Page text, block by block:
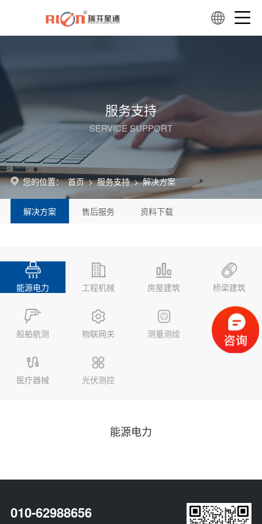
服务支持
SERVICE SUPPORT
您的位置： 首页 > 服务支持 > 解决方案
解决方案 售后服务 资料下载
能源电力 工程机械 房屋建筑 桥梁建筑
船舶航测 物联网关 测量测绘 地质监测
医疗器械 光伏测控
能源电力
010-62988656